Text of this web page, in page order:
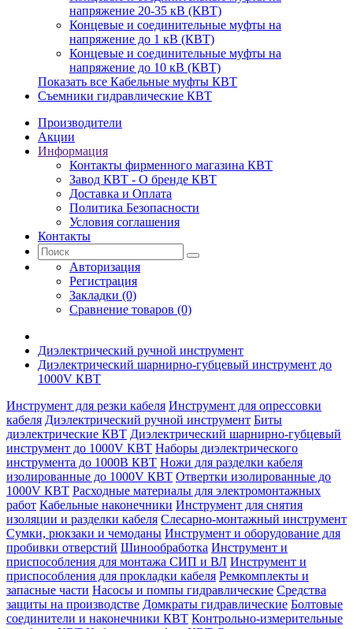
напряжение 20-35 кВ (КВТ)
Концевые и соединительные муфты на
напряжение до 1 кВ (КВТ)
Концевые и соединительные муфты на
напряжение до 10 кВ (КВТ)
Показать все Кабельные муфты КВТ
Съемники гидравлические КВТ
Производители
Акции
Информация
Контакты фирменного магазина КВТ
Завод КВТ - О бренде КВТ
Доставка и Оплата
Политика Безопасности
Условия соглашения
Контакты
Авторизация
Регистрация
Закладки (0)
Сравнение товаров (0)
Диэлектрический ручной инструмент
Диэлектрический шарнирно-губцевый инструмент до
1000V КВТ
Инструмент для резки кабеля Инструмент для опрессовки
кабеля Диэлектрический ручной инструмент Биты
диэлектрические КВТ Диэлектрический шарнирно-губцевый
инструмент до 1000V КВТ Наборы диэлектрического
инструмента до 1000В КВТ Ножи для разделки кабеля
изолированные до 1000V КВТ Отвертки изолированные до
1000V КВТ Расходные материалы для электромонтажных
работ Кабельные наконечники Инструмент для снятия
изоляции и разделки кабеля Слесарно-монтажный инструмент
Сумки, рюкзаки и чемоданы Инструмент и оборудование для
пробивки отверстий Шинообработка Инструмент и
приспособления для монтажа СИП и ВЛ Инструмент и
приспособления для прокладки кабеля Ремкомплекты и
запасные части Насосы и помпы гидравлические Средства
защиты на производстве Домкраты гидравлические Болтовые
соединители и наконечники КВТ Контрольно-измерительные